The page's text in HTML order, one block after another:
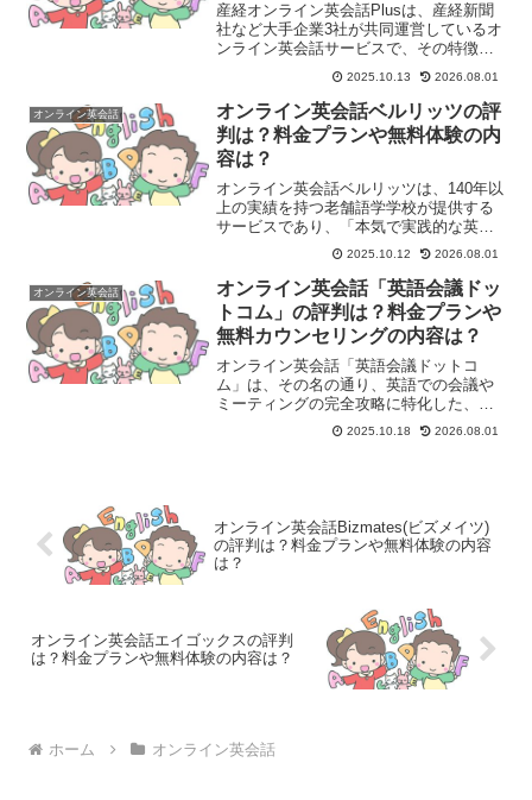
産経オンライン英会話Plusは、産経新聞
社など大手企業3社が共同運営しているオ
ンライン英会話サービスで、その特徴と
おすすめポイントは多岐にわたります。
産経オンライン英会話Plusの主な特徴と
おすすめポイント1. 講師の質の高さと多
様性2. ...
2025.10.13 2026.08.01
オンライン英会話
オンライン英会話ベルリッツの評
判は？料金プランや無料体験の内
容は？
オンライン英会話ベルリッツは、140年以
上の実績を持つ老舗語学学校が提供する
サービスであり、「本気で実践的な英会
話力を身につけたい人」に特におすすめ
の質の高さが最大の特徴です。ベルリッ
ツの主な特徴と強み1. 「ベルリッツ・メ
ソッド®」による...
2025.10.12 2026.08.01
オンライン英会話
オンライン英会話「英語会議ドッ
トコム」の評判は？料金プランや
無料カウンセリングの内容は？
オンライン英会話「英語会議ドットコ
ム」は、その名の通り、英語での会議や
ミーティングの完全攻略に特化した、非
常に専門性の高いオンライン英会話サー
ビスです。一般的なビジネス英会話とは
2025.10.18 2026.08.01
オンライン英会話Bizmates(ビズメイツ)
の評判は？料金プランや無料体験の内容
は？
オンライン英会話エイゴックスの評判
は？料金プランや無料体験の内容は？
ホーム オンライン英会話